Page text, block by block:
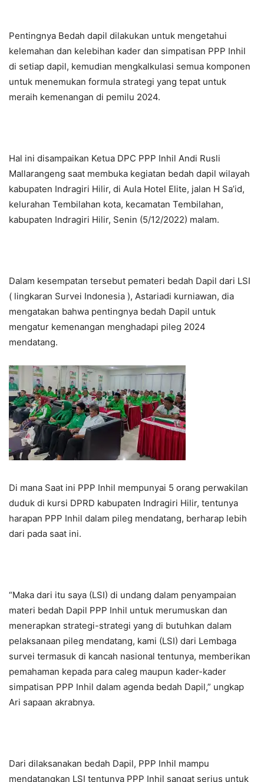
Pentingnya Bedah dapil dilakukan untuk mengetahui
kelemahan dan kelebihan kader dan simpatisan PPP Inhil
di setiap dapil, kemudian mengkalkulasi semua komponen
untuk menemukan formula strategi yang tepat untuk
meraih kemenangan di pemilu 2024.
Hal ini disampaikan Ketua DPC PPP Inhil Andi Rusli
Mallarangeng saat membuka kegiatan bedah dapil wilayah
kabupaten Indragiri Hilir, di Aula Hotel Elite, jalan H Sa’id,
kelurahan Tembilahan kota, kecamatan Tembilahan,
kabupaten Indragiri Hilir, Senin (5/12/2022) malam.
Dalam kesempatan tersebut pemateri bedah Dapil dari LSI
( lingkaran Survei Indonesia ), Astariadi kurniawan, dia
mengatakan bahwa pentingnya bedah Dapil untuk
mengatur kemenangan menghadapi pileg 2024
mendatang.
Di mana Saat ini PPP Inhil mempunyai 5 orang perwakilan
duduk di kursi DPRD kabupaten Indragiri Hilir, tentunya
harapan PPP Inhil dalam pileg mendatang, berharap lebih
dari pada saat ini.
“Maka dari itu saya (LSI) di undang dalam penyampaian
materi bedah Dapil PPP Inhil untuk merumuskan dan
menerapkan strategi-strategi yang di butuhkan dalam
pelaksanaan pileg mendatang, kami (LSI) dari Lembaga
survei termasuk di kancah nasional tentunya, memberikan
pemahaman kepada para caleg maupun kader-kader
simpatisan PPP Inhil dalam agenda bedah Dapil,” ungkap
Ari sapaan akrabnya.
Dari dilaksanakan bedah Dapil, PPP Inhil mampu
mendatangkan LSI tentunya PPP Inhil sangat serius untuk